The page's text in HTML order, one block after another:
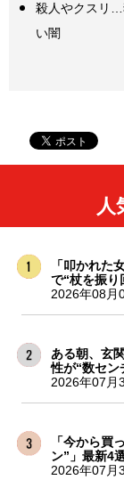
殺人やクスリ…
い闇
人
「叩かれた
で“杖を振り
2026年08月
ある朝、玄
性が“数セン
2026年07月
「今から買
ン”」最新4
2026年07月